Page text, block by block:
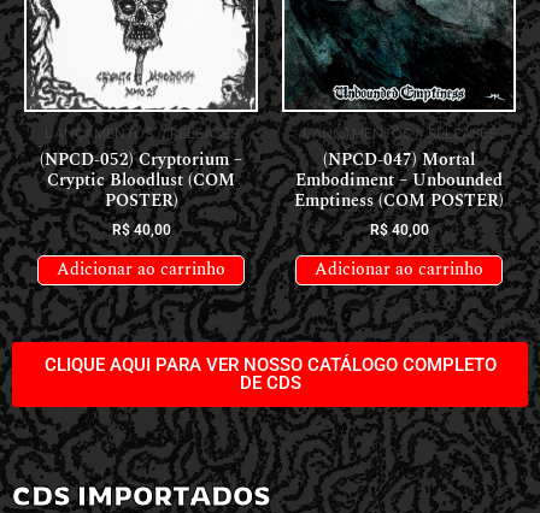
LANÇAMENTOS // RELEASES
(NPCD-052) Cryptorium –
Cryptic Bloodlust (COM
POSTER)
R$40,00
Adicionar ao carrinho
LANÇAMENTOS // RELEASES
(NPCD-047) Mortal
Embodiment – Unbounded
Emptiness (COM POSTER)
R$40,00
Adicionar ao carrinho
CLIQUE AQUI PARA VER NOSSO CATÁLOGO COMPLETO
DE CDS
CDS IMPORTADOS